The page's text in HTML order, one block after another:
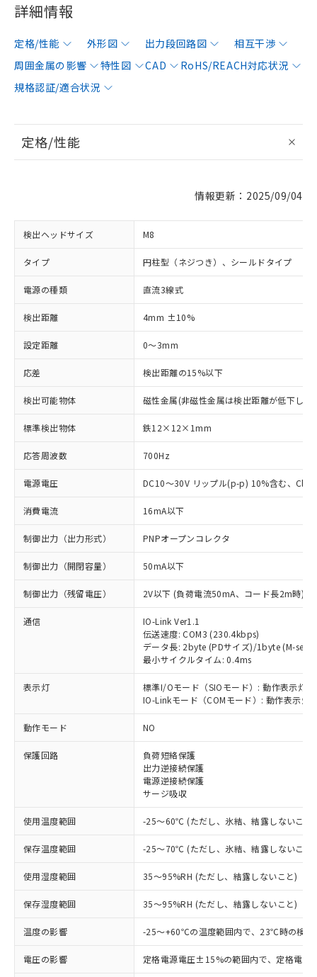
詳細情報
定格/性能 外形図 出力段回路図
相互干渉
周囲金属の影響
特性図 CAD
RoHS/REACH対応状況
規格認証/適合状況
定格/性能
情報更新：2025/09/04
検出ヘッドサイズ M8
タイプ 円柱型（ネジつき）、シールドタイプ
電源の種類 直流3線式
検出距離 4mm ±10%
設定距離 0～3mm
応差 検出距離の15%以下
検出可能物体 磁性金属(非磁性金属は検出距離が低下しま
標準検出物体 鉄12×12×1mm
応答周波数 700Hz
電源電圧 DC10～30V リップル(p-p) 10%含む、
消費電流 16mA以下
制御出力（出力形式） PNPオープンコレクタ
制御出力（開閉容量） 50mA以下
制御出力（残留電圧） 2V以下 (負荷電流50mA、コード長2m時)
通信
IO-Link Ver1.1
伝送速度: COM3 (230.4kbps)
データ長: 2byte (PDサイズ)/1byte (M-
最小サイクルタイム: 0.4ms
表示灯
標準I/Oモード（SIOモード）: 動作表示灯(
IO-Linkモード（COMモード）: 動作表示
動作モード NO
保護回路
負荷短絡保護
出力逆接続保護
電源逆接続保護
サージ吸収
使用温度範囲 -25～60℃ (ただし、氷結、結露しないこと)
保存温度範囲 -25～70℃ (ただし、氷結、結露しないこと)
使用湿度範囲 35～95%RH (ただし、結露しないこと)
保存湿度範囲 35～95%RH (ただし、結露しないこと)
温度の影響 -25～+60℃の温度範囲内で、23℃時の検出
電圧の影響 定格電源電圧±15%の範囲内で、定格電
ご利用条件
以下の条件をお読みいただき、同意のうえ
ご利用ください。
本サービスは、当社制御機器事業取扱
商品の当社在庫状況および標準価格
(税抜)を提供させていただくもので
当社制御機器事業取扱商品の中には、
本サービスの対象外となる商品もある
※1 対応状況
対応済み：EU RoHS指令（10物質）の
非含有に対応した製品が提供可能な商品で
対応予定：EU RoHS指令（10物質）の非含
有に対応した製品に切り替える予定のある
対応予定なし：EU RoHS指令（10物質）の
非含有に非対応の商品で、対応品を出す予
定はありません。
調査・確認中：EU RoHS指令（10物質）の
非含有の対応状況を調査中または確認中の
非該当品：ライセンス料など無形物で、有
害物質有無と関係のない商品です。
仕入先様の事情により、非含有部品として
※1 中国RoHS○×表
「○」：最大均質材料含有率が中国RoHSの
基準値以下であることを示します。
「×」：最大均質材料含有率が中国RoHSの